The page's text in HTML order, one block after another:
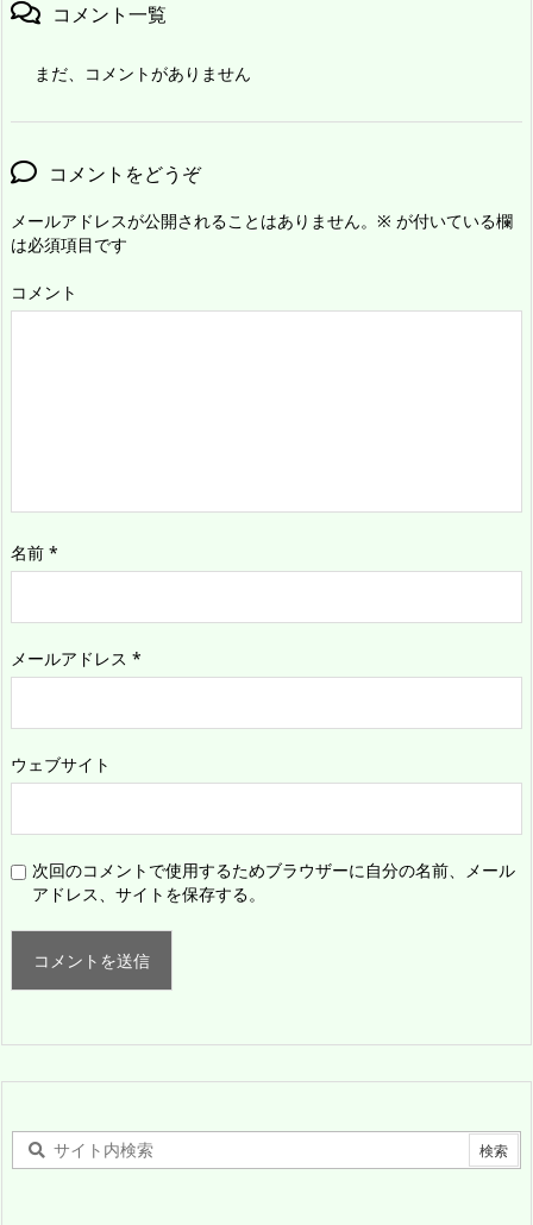
コメント一覧
まだ、コメントがありません
コメントをどうぞ
メールアドレスが公開されることはありません。 ※ が付いている欄
は必須項目です
コメント
名前 *
メールアドレス *
ウェブサイト
次回のコメントで使用するためブラウザーに自分の名前、メール
アドレス、サイトを保存する。